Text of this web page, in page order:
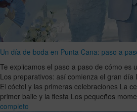
Un día de boda en Punta Cana: paso a
Te explicamos el paso a paso de cómo es
Los preparativos: así comienza el gran
El cóctel y las primeras celebraciones La
primer baile y la fiesta Los pequeños
completo